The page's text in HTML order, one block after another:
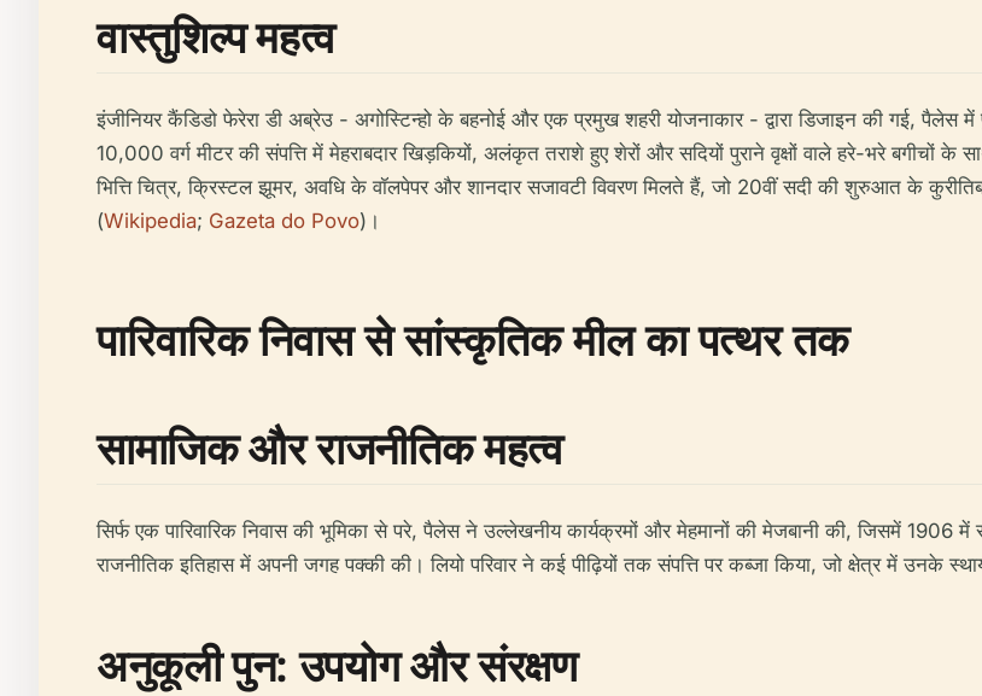
वास्तुशिल्प महत्व
इंजीनियर कैंडिडो फेरेरा डी अब्रेउ - अगोस्टिन्हो के बहनोई और एक प्रमुख शहरी योजनाकार - द्वारा डिजाइन की गई, पैलेस
10,000 वर्ग मीटर की संपत्ति में मेहराबदार खिड़कियों, अलंकृत तराशे हुए शेरों और सदियों पुराने वृक्षों वाले हरे-भरे बगीचों
भित्ति चित्र, क्रिस्टल झूमर, अवधि के वॉलपेपर और शानदार सजावटी विवरण मिलते हैं, जो 20वीं सदी की शुरुआत के
(Wikipedia; Gazeta do Povo)।
पारिवारिक निवास से सांस्कृतिक मील का पत्थर तक
सामाजिक और राजनीतिक महत्व
सिर्फ एक पारिवारिक निवास की भूमिका से परे, पैलेस ने उल्लेखनीय कार्यक्रमों और मेहमानों की मेजबानी की, जिसमें 1906 में
राजनीतिक इतिहास में अपनी जगह पक्की की। लियो परिवार ने कई पीढ़ियों तक संपत्ति पर कब्जा किया, जो क्षेत्र में उनके
अनुकूली पुन: उपयोग और संरक्षण